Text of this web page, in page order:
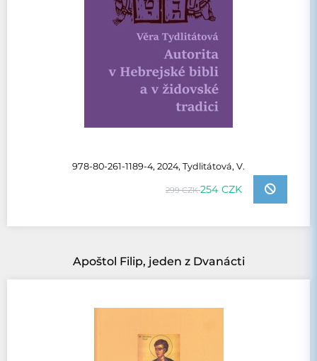
978-80-261-1189-4, 2024, Tydlitátová, V.
299 CZK254 CZK
Apoštol Filip, jeden z Dvanácti